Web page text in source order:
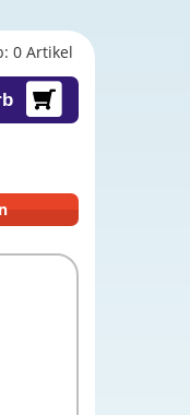
0 Artikel